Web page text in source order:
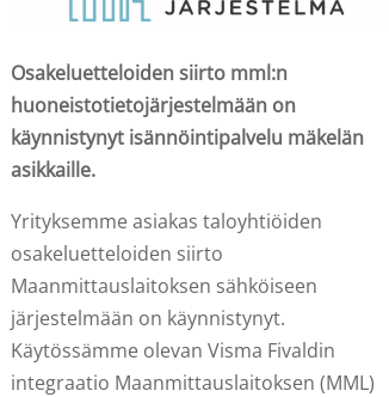
Osakeluetteloiden siirto mml:n
huoneistotietojärjestelmään on
käynnistynyt isännöintipalvelu mäkelän
asikkaille.
Yrityksemme asiakas taloyhtiöiden
osakeluetteloiden siirto
Maanmittauslaitoksen sähköiseen
järjestelmään on käynnistynyt.
Käytössämme olevan Visma Fivaldin
integraatio Maanmittauslaitoksen (MML)